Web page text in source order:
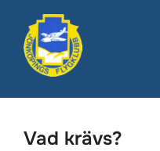
innehåll
Vad krävs?